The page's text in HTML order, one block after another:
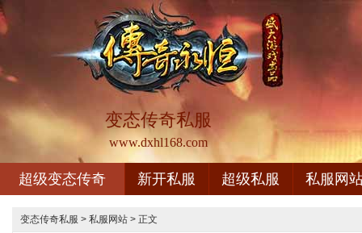
变态传奇私服
www.dxhl168.com
超级变态传奇 新开私服 超级私服 私服网
变态传奇私服 > 私服网站 > 正文